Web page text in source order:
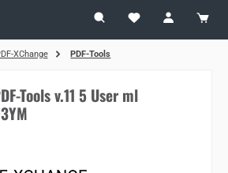
XChange PDF-Tools
Tools v.11 5 User ml